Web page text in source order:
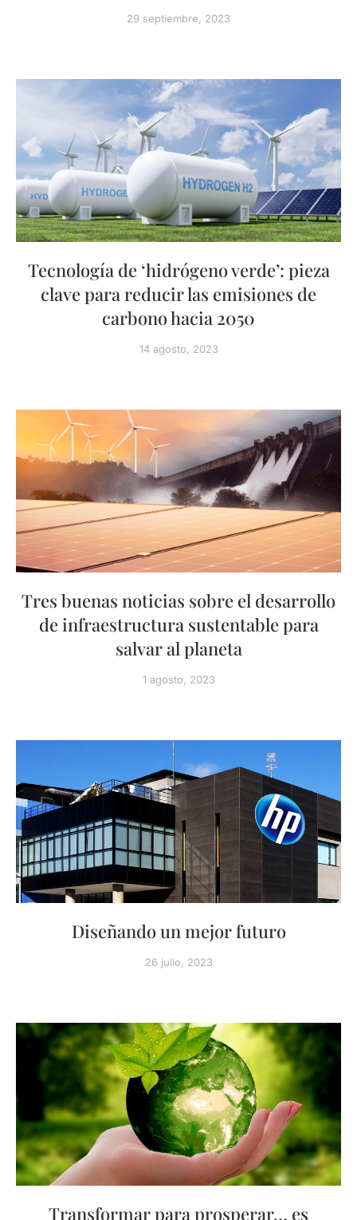
29 septiembre, 2023
Tecnología de ‘hidrógeno verde’: pieza
clave para reducir las emisiones de
carbono hacia 2050
14 agosto, 2023
Tres buenas noticias sobre el desarrollo
de infraestructura sustentable para
salvar al planeta
1 agosto, 2023
Diseñando un mejor futuro
26 julio, 2023
Transformar para prosperar… es